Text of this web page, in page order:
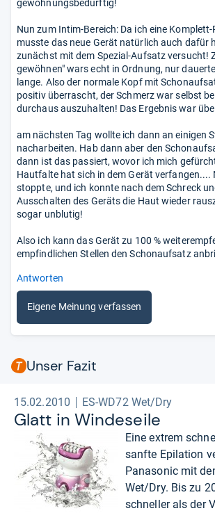
gewöhnungsbedürftig!
Nun zum Intim-Bereich: Da ich eine
musste das neue Gerät natürlich auch dafür
zunächst mit dem Spezial-Aufsatz versucht!
gewöhnen" wars echt in Ordnung, nur
lange. Also der normale Kopf mit
positiv überrascht, der Schmerz war selbst
durchaus auszuhalten! Das Ergebnis war
am nächsten Tag wollte ich dann an einigen
nacharbeiten. Hab dann aber den
dann ist das passiert, wovor ich mich
Hautfalte hat sich in dem Gerät verfangen....
stoppte, und ich konnte nach dem Schreck
Ausschalten des Geräts die Haut wieder
sogar unblutig!
Also ich kann das Gerät zu 100 %
empfindlichen Stellen den Schonaufsatz
Antworten
Eigene Meinung verfassen
Unser Fazit
15.02.2010 ES-WD72 Wet/Dry
Glatt in Win­deseile
Eine extrem
sanfte Epilation
Panasonic mit
Wet/Dry. Bis zu
schneller als der